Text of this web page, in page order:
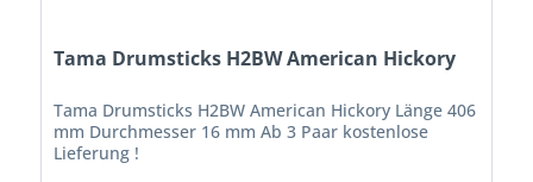
Tama Drumsticks H2BW American Hickory
Tama Drumsticks H2BW American Hickory Länge 406
mm Durchmesser 16 mm Ab 3 Paar kostenlose
Lieferung !